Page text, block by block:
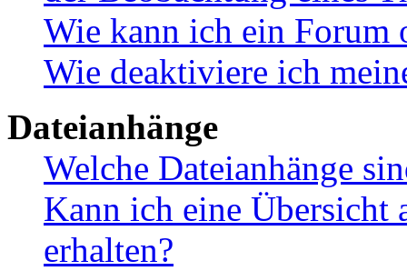
Wie kann ich ein Forum
Wie deaktiviere ich
Dateianhänge
Welche Dateianhänge
Kann ich eine Übersicht
erhalten?